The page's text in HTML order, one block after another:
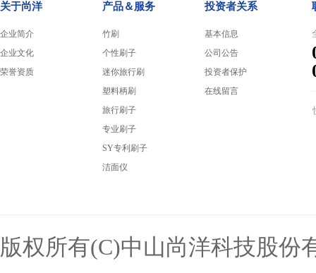
关于尚洋
企业简介
企业文化
荣誉资质
产品＆服务
竹刷
个性刷子
迷你旅行刷
塑料柄刷
旅行刷子
专业刷子
SY专利刷子
洁面仪
投资者关系
基本信息
公司公告
投资者保护
在线留言
版权所有(C)中山尚洋科技股